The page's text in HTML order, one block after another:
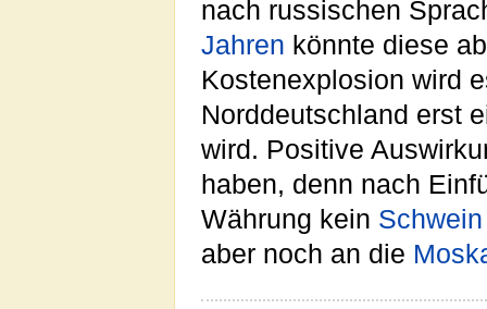
nach russischen
Jahren könnte diese
Kostenexplosion wird
Norddeutschland erst
wird. Positive
haben, denn nach
Währung kein Schwein
aber noch an die